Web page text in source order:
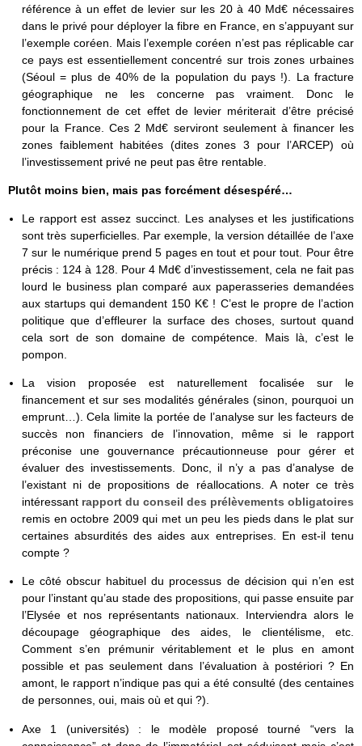
référence à un effet de levier sur les 20 à 40 Md€ nécessaires
dans le privé pour déployer la fibre en France, en s’appuyant sur
l’exemple coréen. Mais l’exemple coréen n’est pas réplicable car
ce pays est essentiellement concentré sur trois zones urbaines
(Séoul = plus de 40% de la population du pays !). La fracture
géographique ne les concerne pas vraiment. Donc le
fonctionnement de cet effet de levier mériterait d’être précisé
pour la France. Ces 2 Md€ serviront seulement à financer les
zones faiblement habitées (dites zones 3 pour l’ARCEP) où
l’investissement privé ne peut pas être rentable.
Plutôt moins bien, mais pas forcément désespéré…
Le rapport est assez succinct. Les analyses et les justifications
sont très superficielles. Par exemple, la version détaillée de l’axe
7 sur le numérique prend 5 pages en tout et pour tout. Pour être
précis : 124 à 128. Pour 4 Md€ d’investissement, cela ne fait pas
lourd le business plan comparé aux paperasseries demandées
aux startups qui demandent 150 K€ ! C’est le propre de l’action
politique que d’effleurer la surface des choses, surtout quand
cela sort de son domaine de compétence. Mais là, c’est le
pompon.
La vision proposée est naturellement focalisée sur le
financement et sur ses modalités générales (sinon, pourquoi un
emprunt…). Cela limite la portée de l’analyse sur les facteurs de
succès non financiers de l’innovation, même si le rapport
préconise une gouvernance précautionneuse pour gérer et
évaluer des investissements. Donc, il n’y a pas d’analyse de
l’existant ni de propositions de réallocations. A noter ce très
intéressant rapport du conseil des prélèvements obligatoires
remis en octobre 2009 qui met un peu les pieds dans le plat sur
certaines absurdités des aides aux entreprises. En est-il tenu
compte ?
Le côté obscur habituel du processus de décision qui n’en est
pour l’instant qu’au stade des propositions, qui passe ensuite par
l’Elysée et nos représentants nationaux. Interviendra alors le
découpage géographique des aides, le clientélisme, etc.
Comment s’en prémunir véritablement et le plus en amont
possible et pas seulement dans l’évaluation à postériori ? En
amont, le rapport n’indique pas qui a été consulté (des centaines
de personnes, oui, mais où et qui ?).
Axe 1 (universités) : le modèle proposé tourné “vers la